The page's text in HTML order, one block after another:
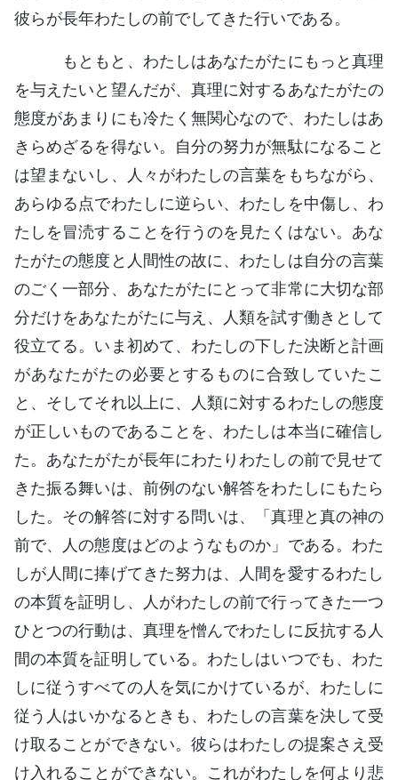
彼らが長年わたしの前でしてきた行いである。
もともと、わたしはあなたがたにもっと真理
を与えたいと望んだが、真理に対するあなたがたの
態度があまりにも冷たく無関心なので、わたしはあ
きらめざるを得ない。自分の努力が無駄になること
は望まないし、人々がわたしの言葉をもちながら、
あらゆる点でわたしに逆らい、わたしを中傷し、わ
たしを冒涜することを行うのを見たくはない。あな
たがたの態度と人間性の故に、わたしは自分の言葉
のごく一部分、あなたがたにとって非常に大切な部
分だけをあなたがたに与え、人類を試す働きとして
役立てる。いま初めて、わたしの下した決断と計画
があなたがたの必要とするものに合致していたこ
と、そしてそれ以上に、人類に対するわたしの態度
が正しいものであることを、わたしは本当に確信し
た。あなたがたが長年にわたりわたしの前で見せて
きた振る舞いは、前例のない解答をわたしにもたら
した。その解答に対する問いは、「真理と真の神の
前で、人の態度はどのようなものか」である。わた
しが人間に捧げてきた努力は、人間を愛するわたし
の本質を証明し、人がわたしの前で行ってきた一つ
ひとつの行動は、真理を憎んでわたしに反抗する人
間の本質を証明している。わたしはいつでも、わた
しに従うすべての人を気にかけているが、わたしに
従う人はいかなるときも、わたしの言葉を決して受
け取ることができない。彼らはわたしの提案さえ受
け入れることができない。これがわたしを何より悲